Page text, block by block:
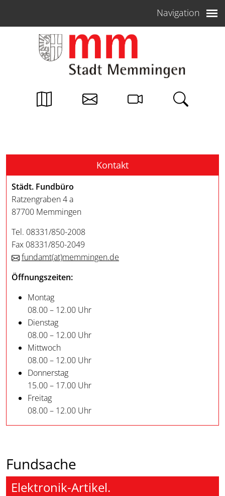
Navigation
Kontakt
Städt. Fundbüro
Ratzengraben 4 a
87700 Memmingen
Tel. 08331/850-2008
Fax 08331/850-2049
fundamt(at)memmingen.de
Öffnungszeiten:
Montag
08.00 – 12.00 Uhr
Dienstag
08.00 – 12.00 Uhr
Mittwoch
08.00 – 12.00 Uhr
Donnerstag
15.00 – 17.00 Uhr
Freitag
08.00 – 12.00 Uhr
Fundsache
Elektronik-Artikel.